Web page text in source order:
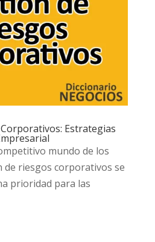
Estrategias
mundo de los
de riesgos corporativos se
prioridad para las